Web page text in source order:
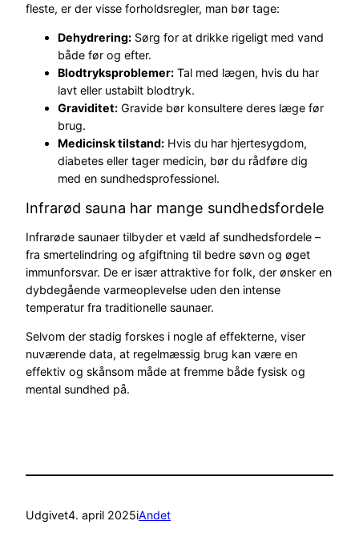
fleste, er der visse forholdsregler, man bør tage:
Dehydrering: Sørg for at drikke rigeligt med vand
både før og efter.
Blodtryksproblemer: Tal med lægen, hvis du har
lavt eller ustabilt blodtryk.
Graviditet: Gravide bør konsultere deres læge før
brug.
Medicinsk tilstand: Hvis du har hjertesygdom,
diabetes eller tager medicin, bør du rådføre dig
med en sundhedsprofessionel.
Infrarød sauna har mange sundhedsfordele
Infrarøde saunaer tilbyder et væld af sundhedsfordele –
fra smertelindring og afgiftning til bedre søvn og øget
immunforsvar. De er især attraktive for folk, der ønsker en
dybdegående varmeoplevelse uden den intense
temperatur fra traditionelle saunaer.
Selvom der stadig forskes i nogle af effekterne, viser
nuværende data, at regelmæssig brug kan være en
effektiv og skånsom måde at fremme både fysisk og
mental sundhed på.
Udgivet4. april 2025iAndet